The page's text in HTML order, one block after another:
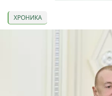
ХРОНИКА